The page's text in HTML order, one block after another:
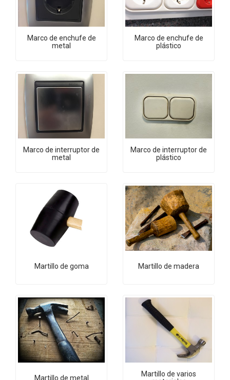
Marco de enchufe de
metal
Marco de enchufe de
plástico
Marco de interruptor de
metal
Marco de interruptor de
plástico
Martillo de goma Martillo de madera
Martillo de metal
Martillo de varios